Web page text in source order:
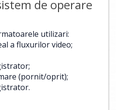
de operare
utilizari:
a fluxurilor video;
(pornit/oprit);